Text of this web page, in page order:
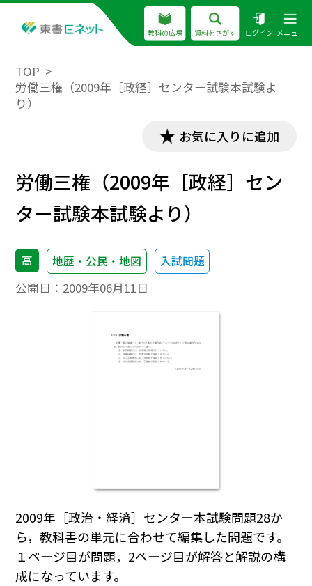
教科の広場 資料をさがす ログイン メニュー
TOP
労働三権（2009年［政経］センター試験本試験よ
り）
お気に入りに追加
労働三権（2009年［政経］セン
ター試験本試験より）
高 地歴・公民・地図 入試問題
公開日： 2009年06月11日
2009年［政治・経済］センター本試験問題28か
ら，教科書の単元に合わせて編集した問題です。
１ページ目が問題，2ページ目が解答と解説の構
成になっています。